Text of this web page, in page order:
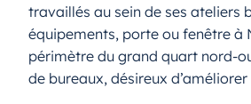
travaillés au sein de ses ateliers
équipements, porte ou fenêtre à
périmètre du grand quart nord-
de bureaux, désireux